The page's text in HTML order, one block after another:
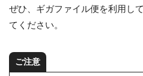
ぜひ、ギガファイル便を利用し
てください。
ご注意